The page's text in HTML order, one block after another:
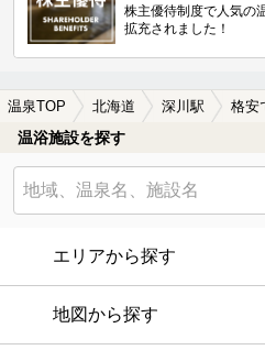
株主優待制度で人気の
拡充されました！
温泉TOP 北海道 深川駅
温浴施設を探す
エリアから探す
地図から探す